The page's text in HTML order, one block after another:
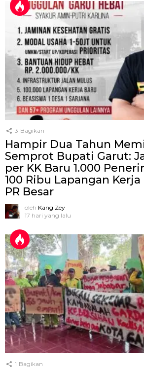
3 Bagikan
Hampir Dua Tahun
Semprot Bupati Garut:
per KK Baru 1.000
100 Ribu Lapangan
PR Besar
oleh Kang Zey
17 hari yang lalu
1 Bagikan